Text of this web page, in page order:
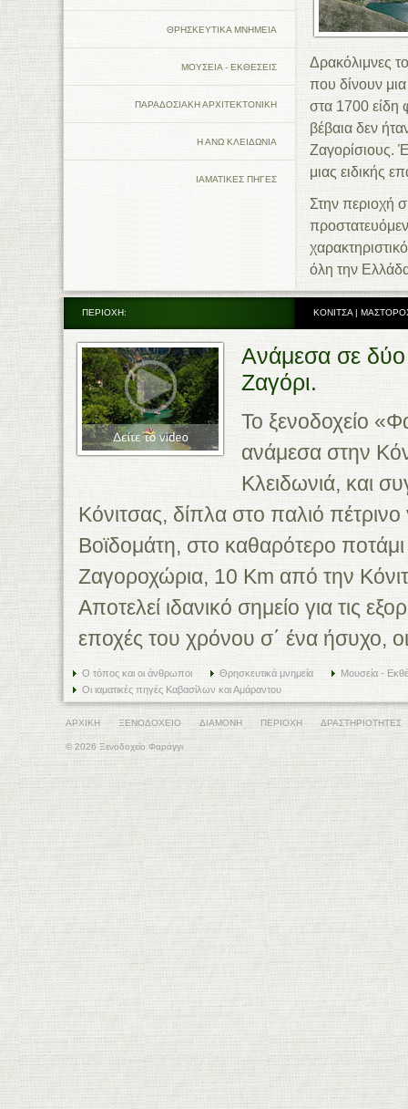
ΘΡΗΣΚΕΥΤΙΚΑ ΜΝΗΜΕΙΑ
ΜΟΥΣΕΙΑ - ΕΚΘΕΣΕΙΣ
ΠΑΡΑΔΟΣΙΑΚΗ ΑΡΧΙΤΕΚΤΟΝΙΚΗ
Η ΑΝΩ ΚΛΕΙΔΩΝΙΑ
ΙΑΜΑΤΙΚΕΣ ΠΗΓΕΣ
Δρακόλιμνες
που δίνουν
στα 1700 είδη
βέβαια δεν
Ζαγορίσιους.
μιας ειδικής
Στην περιοχή
όλη την
ΠΕΡΙΟΧΗ: ΚΟΝΙΤΣΑ |
Ανάμεσα σε δύο
Ζαγόρι.
Το ξενοδοχείο
ανάμεσα στην
Κλειδωνιά, και
Κόνιτσας, δίπλα στο παλιό
Βοϊδομάτη, στο καθαρότερο
Ζαγοροχώρια, 10 Km από την
Αποτελεί ιδανικό σημείο για τις
εποχές του χρόνου σ΄ ένα ήσυχο,
Ο τόπος και οι άνθρωποι Θρησκευτικά μνημεία
Μουσεία -
Οι ιαματικές πηγές Καβασίλων και Αμάραντου
ΑΡΧΙΚΗ ΞΕΝΟΔΟΧΕΙΟ ΔΙΑΜΟΝΗ ΠΕΡΙΟΧΗ ΔΡΑΣΤΗΡΙΟΤΗΤΕΣ
© 2026 Ξενοδοχείο Φαράγγι